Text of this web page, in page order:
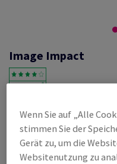
Image Impact
Image, Impact, weiss, holzfrei
SB, Paket zu 250 Bogen/Blatt,
Produktinformation
Wenn Sie auf „Alle
stimmen Sie der
Gerät zu, um die
Websitenutzung zu